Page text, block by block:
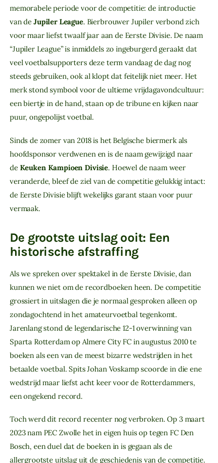
memorabele periode voor de competitie: de introductie
van de Jupiler League. Bierbrouwer Jupiler verbond zich
voor maar liefst twaalf jaar aan de Eerste Divisie. De naam
“Jupiler League” is inmiddels zo ingeburgerd geraakt dat
veel voetbalsupporters deze term vandaag de dag nog
steeds gebruiken, ook al klopt dat feitelijk niet meer. Het
merk stond symbool voor de ultieme vrijdagavondcultuur:
een biertje in de hand, staan op de tribune en kijken naar
puur, ongepolijst voetbal.
Sinds de zomer van 2018 is het Belgische biermerk als
hoofdsponsor verdwenen en is de naam gewijzigd naar
de Keuken Kampioen Divisie. Hoewel de naam weer
veranderde, bleef de ziel van de competitie gelukkig intact:
de Eerste Divisie blijft wekelijks garant staan voor puur
vermaak.
De grootste uitslag ooit: Een
historische afstraffing
Als we spreken over spektakel in de Eerste Divisie, dan
kunnen we niet om de recordboeken heen. De competitie
grossiert in uitslagen die je normaal gesproken alleen op
zondagochtend in het amateurvoetbal tegenkomt.
Jarenlang stond de legendarische 12-1 overwinning van
Sparta Rotterdam op Almere City FC in augustus 2010 te
boeken als een van de meest bizarre wedstrijden in het
betaalde voetbal. Spits Johan Voskamp scoorde in die ene
wedstrijd maar liefst acht keer voor de Rotterdammers,
een ongekend record.
Toch werd dit record recenter nog verbroken. Op 3 maart
2023 nam PEC Zwolle het in eigen huis op tegen FC Den
Bosch, een duel dat de boeken in is gegaan als de
allergrootste uitslag uit de geschiedenis van de competitie.